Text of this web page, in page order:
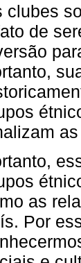
clubes
de
as
Por